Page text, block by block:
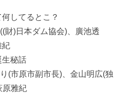
してるとこ？
ム協会)、廣池透
紀
生秘話
市長)、金山明広(独
原雅紀